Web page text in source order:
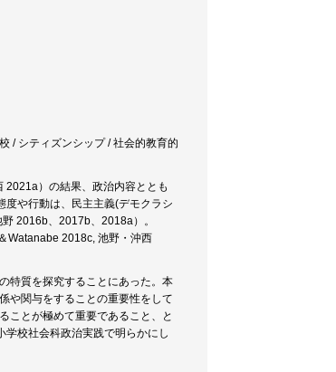
/ シティズンシップ / 社会的教育的
）の結果、政治内容ととも
度や行動は、民主主義(デモクラシ
2016b、2017b、2018a）。
Watanabe 2018c, 池野・沖西
特質を探究することにあった。本
や関与をすることの重要性をして
ことが極めて重要であること、と
校社会科政治実践で明らかにし